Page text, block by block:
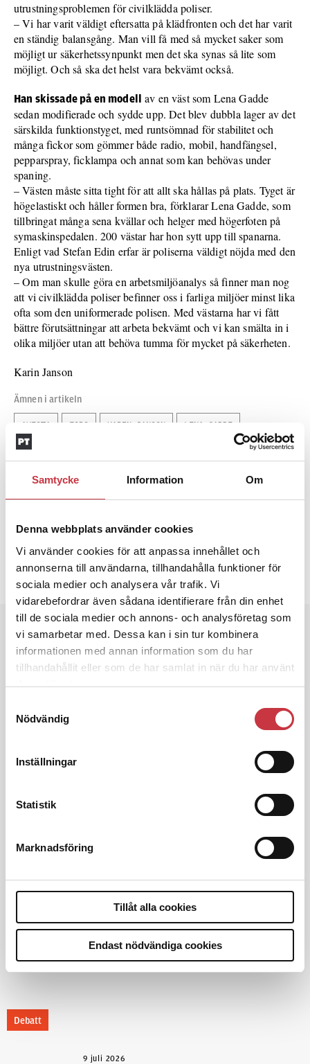
Samtycke Information Om
Denna webbplats använder cookies
Vi använder cookies för att anpassa innehållet och
annonserna till användarna, tillhandahålla funktioner för
sociala medier och analysera vår trafik. Vi
vidarebefordrar även sådana identifierare från din enhet
till de sociala medier och annons- och analysföretag som
vi samarbetar med. Dessa kan i sin tur kombinera
informationen med annan information som du har
tillhandahållit eller som de har samlat in när du har använt
deras tjänster.
Nödvändig
Inställningar
Statistik
Marknadsföring
Tillåt alla cookies
Endast nödvändiga cookies
utrustningsproblemen för civilklädda poliser.
– Vi har varit väldigt eftersatta på klädfronten och det har varit
en ständig balansgång. Man vill få med så mycket saker som
möjligt ur säkerhetssynpunkt men det ska synas så lite som
möjligt. Och så ska det helst vara bekvämt också.
Han skissade på en modell
av en väst som Lena Gadde
sedan modifierade och sydde upp. Det blev dubbla lager av det
särskilda funktionstyget, med runtsömnad för stabilitet och
många fickor som gömmer både radio, mobil, handfängsel,
pepparspray, ficklampa och annat som kan behövas under
spaning.
– Västen måste sitta tight för att allt ska hållas på plats. Tyget är
högelastiskt och håller formen bra, förklarar Lena Gadde, som
tillbringat många sena kvällar och helger med högerfoten på
symaskinspedalen. 200 västar har hon sytt upp till spanarna.
Enligt vad Stefan Edin erfar är poliserna väldigt nöjda med den
nya utrustningsvästen.
– Om man skulle göra en arbetsmiljöanalys så finner man nog
att vi civilklädda poliser befinner oss i farliga miljöer minst lika
ofta som den uniformerade polisen. Med västarna har vi fått
bättre förutsättningar att arbeta bekvämt och vi kan smälta in i
olika miljöer utan att behöva tumma för mycket på säkerheten.
Karin Janson
Ämnen i artikeln
AVESTA FORS KARIN JANSON LENA GADDE
SPANARVÄSTAR
VÄSTERORTSPOLISEN
Dela artikel: Facebook X
Andra läser
kronor
Miljoner i sjön – polisaspiranter
underkänns på godtyckliga grunder
Snart 20 år i tjänst – nu
ska han lära sig grunderna
att rättas till”
Debatt
9 juli 2026